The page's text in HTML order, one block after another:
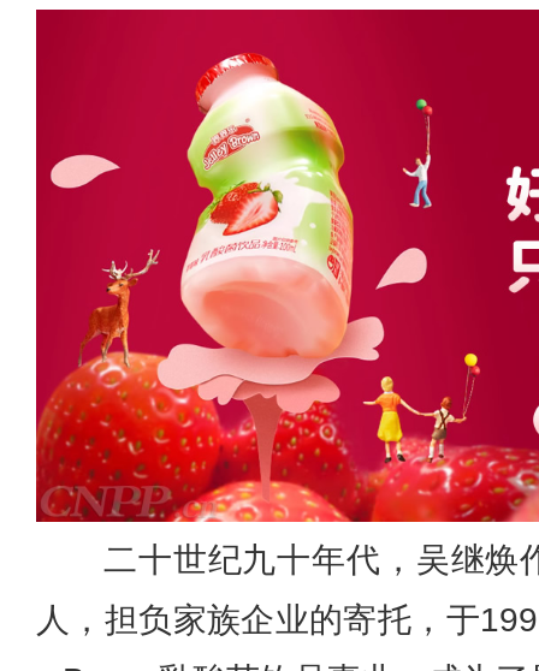
二十世纪九十年代，吴继焕
人，担负家族企业的寄托， 于